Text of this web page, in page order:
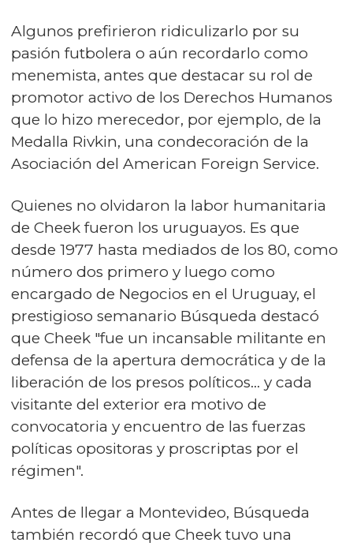
Algunos prefirieron ridiculizarlo por su
pasión futbolera o aún recordarlo como
menemista, antes que destacar su rol de
promotor activo de los Derechos Humanos
que lo hizo merecedor, por ejemplo, de la
Medalla Rivkin, una condecoración de la
Asociación del American Foreign Service.
Quienes no olvidaron la labor humanitaria
de Cheek fueron los uruguayos. Es que
desde 1977 hasta mediados de los 80, como
número dos primero y luego como
encargado de Negocios en el Uruguay, el
prestigioso semanario Búsqueda destacó
que Cheek "fue un incansable militante en
defensa de la apertura democrática y de la
liberación de los presos políticos... y cada
visitante del exterior era motivo de
convocatoria y encuentro de las fuerzas
políticas opositoras y proscriptas por el
régimen".
Antes de llegar a Montevideo, Búsqueda
también recordó que Cheek tuvo una